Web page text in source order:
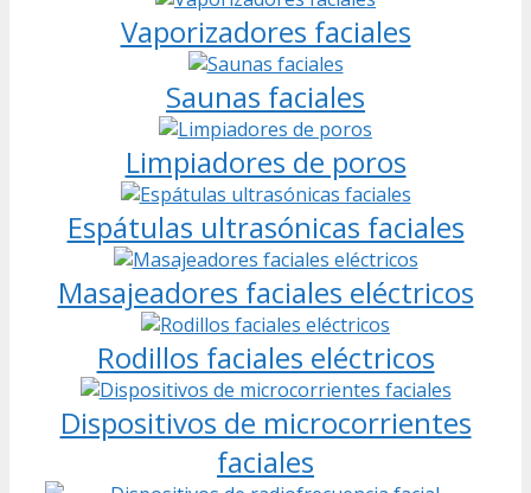
Vaporizadores faciales
Saunas faciales
Limpiadores de poros
Espátulas ultrasónicas faciales
Masajeadores faciales eléctricos
Rodillos faciales eléctricos
Dispositivos de microcorrientes
faciales